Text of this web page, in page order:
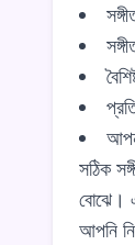
সঠিক
বোঝে।
আপনি